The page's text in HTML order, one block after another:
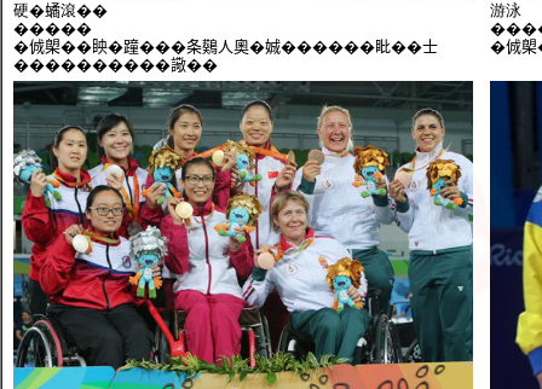
硬�𧑐滾��
�����
�𠉛㮾��眏�蹱���条𪆴人奧�娍������䀝��士
����������䜘��
游泳
�𠉛